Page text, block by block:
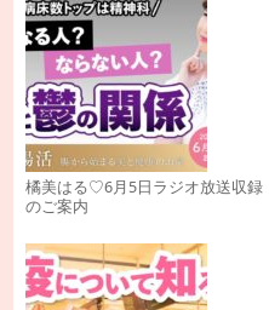
橘美はる♡6月5日ラジオ放送収録
のご案内